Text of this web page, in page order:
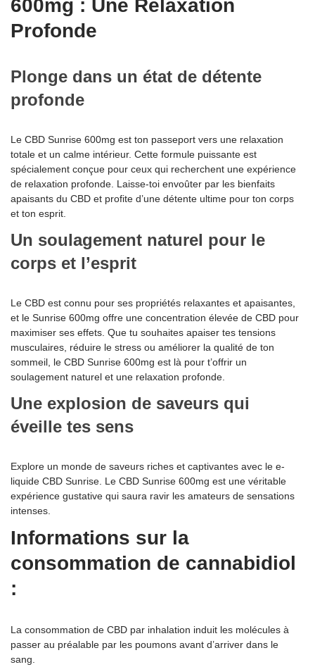
600mg : Une Relaxation
Profonde
Plonge dans un état de détente
profonde
Le CBD Sunrise 600mg est ton passeport vers une relaxation
totale et un calme intérieur. Cette formule puissante est
spécialement conçue pour ceux qui recherchent une expérience
de relaxation profonde. Laisse-toi envoûter par les bienfaits
apaisants du CBD et profite d’une détente ultime pour ton corps
et ton esprit.
Un soulagement naturel pour le
corps et l’esprit
Le CBD est connu pour ses propriétés relaxantes et apaisantes,
et le Sunrise 600mg offre une concentration élevée de CBD pour
maximiser ses effets. Que tu souhaites apaiser tes tensions
musculaires, réduire le stress ou améliorer la qualité de ton
sommeil, le CBD Sunrise 600mg est là pour t’offrir un
soulagement naturel et une relaxation profonde.
Une explosion de saveurs qui
éveille tes sens
Explore un monde de saveurs riches et captivantes avec le e-
liquide CBD Sunrise. Le CBD Sunrise 600mg est une véritable
expérience gustative qui saura ravir les amateurs de sensations
intenses.
Informations sur la
consommation de cannabidiol
:
La consommation de CBD par inhalation induit les molécules à
passer au préalable par les poumons avant d’arriver dans le
sang.